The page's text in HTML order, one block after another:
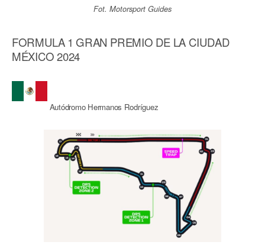
Fot. Motorsport Guides
FORMULA 1 GRAN PREMIO DE LA CIUDAD
MÉXICO 2024
Autódromo Hermanos Rodríguez